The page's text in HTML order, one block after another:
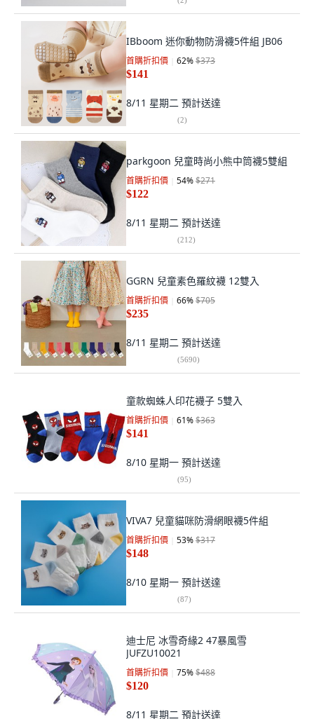
IBboom 迷你動物防滑襪5件組 JB06
首購折扣價 62%$373
$141
8/11 星期二 預計送達
(2)
parkgoon 兒童時尚小熊中筒襪5雙組
首購折扣價 54%$271
$122
8/11 星期二 預計送達
(212)
GGRN 兒童素色羅紋襪 12雙入
首購折扣價 66%$705
$235
8/11 星期二 預計送達
(5690)
童款蜘蛛人印花襪子 5雙入
首購折扣價 61%$363
$141
8/10 星期一 預計送達
(95)
VIVA7 兒童貓咪防滑網眼襪5件組
首購折扣價 53%$317
$148
8/10 星期一 預計送達
(87)
迪士尼 冰雪奇緣2 47暴風雪
JUFZU10021
首購折扣價 75%$488
$120
8/11 星期二 預計送達